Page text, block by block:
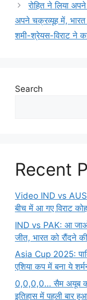
रोहित ने लिया
अपने चक्रव्यूह में,
शमी-श्रेयस-विराट ने
Search
Recent
Video IND vs AUS:
बीच में आ गए विराट
IND vs PAK: आ
जीत, भारत को रौंदने
Asia Cup 2025:
एशिया कप में बना ये
0,0,0,0… सैम अयूब का
इतिहास में पहली बार